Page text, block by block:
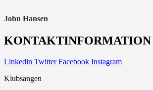
John Hansen
KONTAKTINFORMATION
Linkedin Twitter Facebook Instagram
Klubsangen